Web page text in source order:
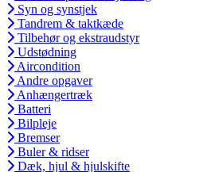
Syn og synstjek
Tandrem & taktkæde
Tilbehør og ekstraudstyr
Udstødning
Aircondition
Andre opgaver
Anhængertræk
Batteri
Bilpleje
Bremser
Buler & ridser
Dæk, hjul & hjulskifte